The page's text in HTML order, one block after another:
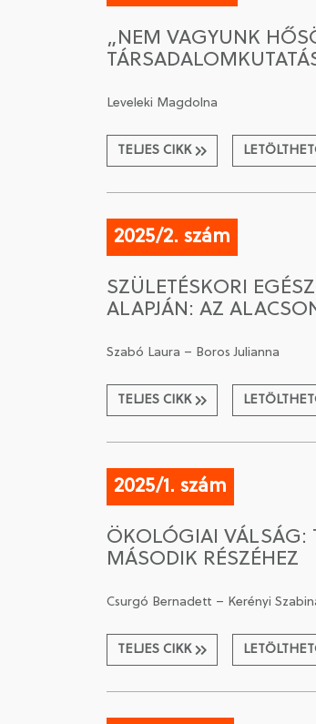
„NEM VAGYUNK
Leveleki Magdolna
TELJES CIKK
2025/2. szám
SZÜLETÉSKORI
ALAPJÁN: AZ
Szabó Laura – Boros Julianna
TELJES CIKK
2025/1. szám
ÖKOLÓGIAI VÁLSÁG:
MÁSODIK RÉSZÉHEZ
Csurgó Bernadett – Kerényi
TELJES CIKK